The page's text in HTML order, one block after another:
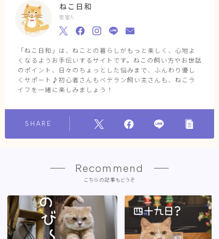
ねこ日和
管理人
「ねこ日和」は、ねことの暮らしがもっと楽しく、心地よ
くなるようお手伝いするサイトです。ねこの飼い方やお世話
のポイント、日々のちょっとした悩みまで、ふんわり優し
くサポート♪初心者さんもベテラン飼い主さんも、ねこラ
イフを一緒に楽しみましょう！
SHARE
Recommend
こちらの記事もどうぞ